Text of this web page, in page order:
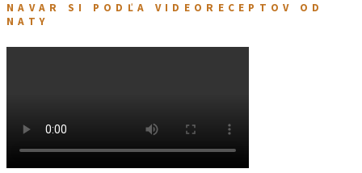
NAVAR SI PODĽA VIDEORECEPTOV OD
NATY